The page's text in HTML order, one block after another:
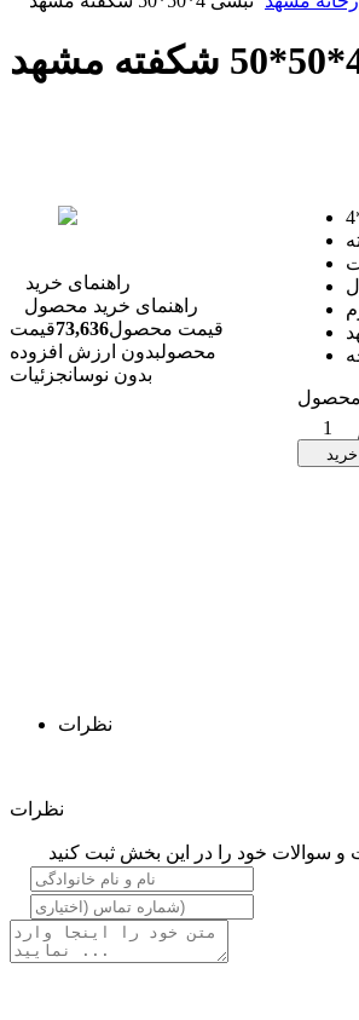
راهنمای خرید
راهنمای خرید محصول
قیمت محصول73,636قیمت
محصولبدون ارزش افزوده
بدون نوسانجزئیات
محصول
1
نظرات
نظرات
و سوالات خود را در این بخش ثبت کنید